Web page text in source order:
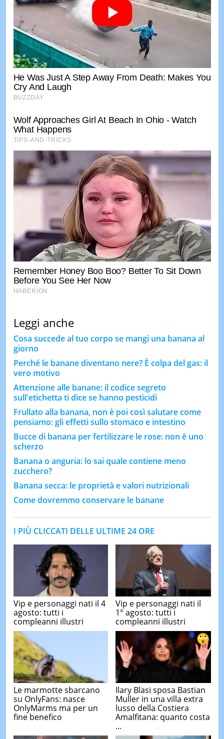
Leggi anche
Cosa succede al tuo corpo se mangi una banana al
giorno
Perché le banane diventano nere? È colpa del gas: il
vero motivo
Attenzione alle banane: il codice segreto
sull'etichetta ti dice se hanno pesticidi
Frullato alla banana, non è poi così salutare come
pensiamo: gli effetti sullo stomaco e intestino
Bucce di banana per fertilizzare le rose: non è uno
scherzo
Banana o anguria: lo sai quale contiene meno
zucchero?
Banana secca: le proprietà e valori nutrizionali
Come dovremmo conservare le banane
I PIÙ CLICCATI DELLE ULTIME 24 ORE
Vip e personaggi nati il 4
agosto: tutti i
compleanni illustri
Vip e personaggi nati il
1° agosto: tutti i
compleanni illustri
Le marmotte sbarcano
su OnlyFans: nasce
OnlyMarms ma per un
fine benefico
Ilary Blasi sposa Bastian
Muller in una villa extra
lusso della Costiera
Amalfitana: quanto costa
...